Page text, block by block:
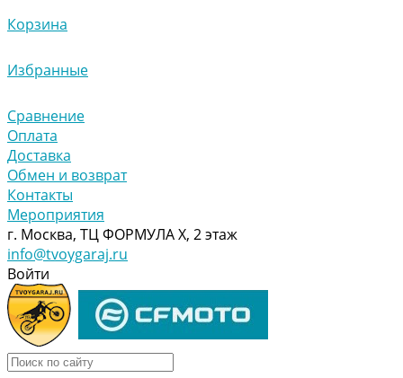
Корзина
Избранные
Сравнение
Оплата
Доставка
Обмен и возврат
Контакты
Мероприятия
г. Москва, ТЦ ФОРМУЛА Х, 2 этаж
info@tvoygaraj.ru
Войти